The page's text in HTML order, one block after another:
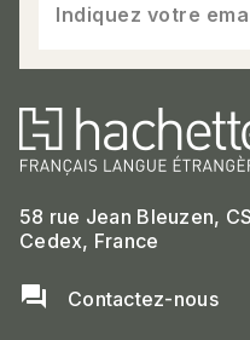
Indiquez votre
58 rue Jean Bleuzen,
Cedex, France
question_answer Contactez-nous